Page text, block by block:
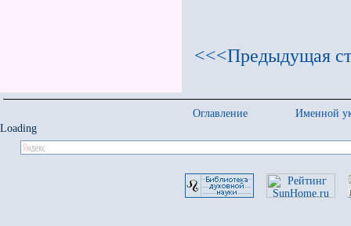
<<<Предыдущая
Оглавление
Именной
Loading